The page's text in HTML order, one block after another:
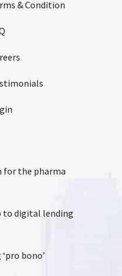
& Condition
for the pharma
to digital lending
bono’